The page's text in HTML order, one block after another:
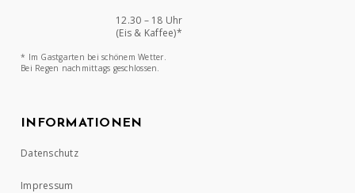
12.30 – 18 Uhr
(Eis & Kaffee)*
* Im Gastgarten bei schönem Wetter.
Bei Regen nachmittags geschlossen.
INFORMATIONEN
Datenschutz
Impressum